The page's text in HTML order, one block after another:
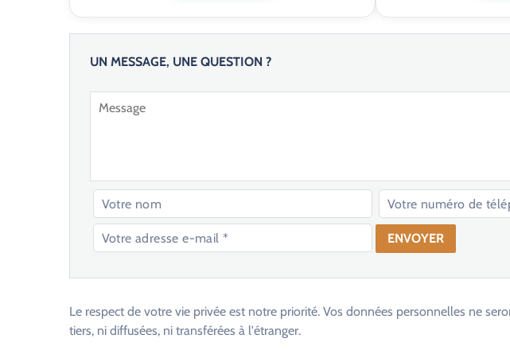
UN MESSAGE, UNE QUESTION ?
l
Le respect de votre vie privée est notre priorité. Vos données personnelles ne
tiers, ni diffusées, ni transférées à l'étranger.